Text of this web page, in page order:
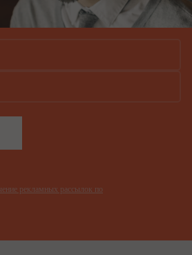
рекламных рассылок по